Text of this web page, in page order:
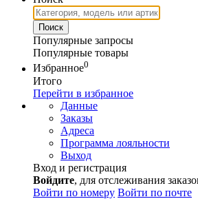
Популярные запросы
Популярные товары
Избранное0
Итого
Перейти в избранное
Данные
Заказы
Адреса
Программа лояльности
Выход
Вход и регистрация
Войдите, для отслеживания
Войти по номеру Войти по почте